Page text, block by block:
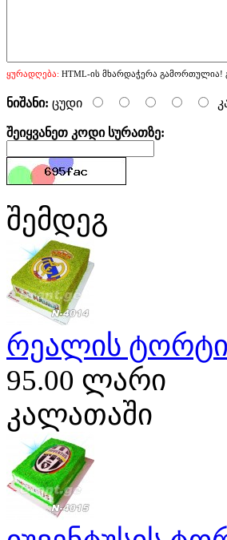
ყურადღება: HTML-ის მხარდაჭერა გამორთულია!
ნიშანი: ცუდი
შეიყვანეთ კოდი სურათზე:
შემდეგ
რეალის ტორტი
95.00 ლარი
კალათაში